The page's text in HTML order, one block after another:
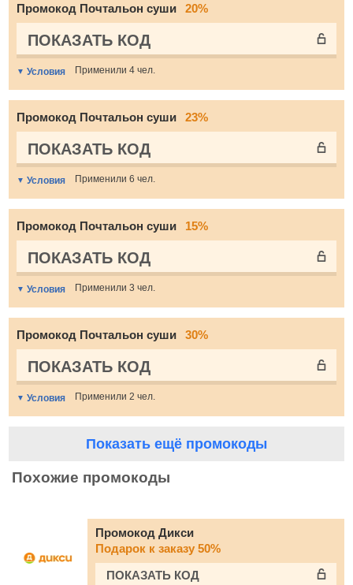
Промокод Почтальон суши 20%
ПОКАЗАТЬ КОД
Условия Применили 4 чел.
Промокод Почтальон суши 23%
ПОКАЗАТЬ КОД
Условия Применили 6 чел.
Промокод Почтальон суши 15%
ПОКАЗАТЬ КОД
Условия Применили 3 чел.
Промокод Почтальон суши 30%
ПОКАЗАТЬ КОД
Условия Применили 2 чел.
Показать ещё промокоды
Похожие промокоды
Промокод Дикси
Подарок к заказу 50%
ПОКАЗАТЬ КОД